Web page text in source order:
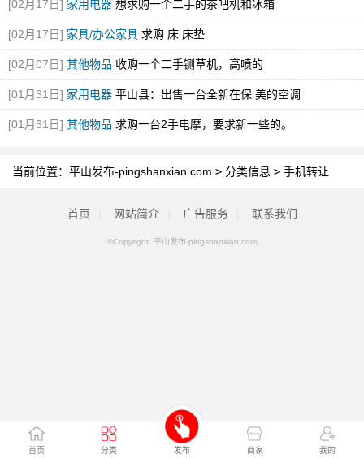
首页 分类 发布 商家 我的
就可
[02月17日] 家用电器 想求购一个二手的茶吧机和冰箱
[02月17日] 家具/办公家具 求购 床 床垫
[02月07日] 其他物品 收购一个二手铡草机，高喷的
[01月31日] 家用电器 平山县：出售一台全新在保 美的空调
[01月31日] 其他物品 求购一台2手电摩，要求新一些的。
当前位置： 平山发布-pingshanxian.com > 分类信息 > 手机转让
首页 网站简介 广告服务 联系我们
©Copyright 平山发布-pingshanxian.com